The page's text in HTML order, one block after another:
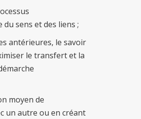
sens et des liens ;
antérieures, le savoir
le transfert et la
moyen de
un autre ou en créant